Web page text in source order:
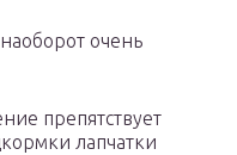
очень
препятствует
лапчатки